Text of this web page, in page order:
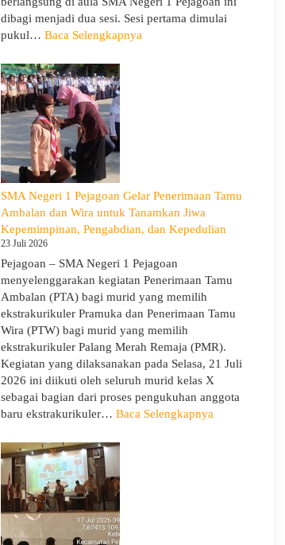
dibagi menjadi dua sesi. Sesi pertama dimulai
pukul… Baca Selengkapnya:
Kelas
X
dan
SMAN
1
Pejagoan
Tahun
Pelajaran
2026/2027
SMA Negeri 1 Pejagoan Gelar Penerimaan Tamu
Ambalan dan Wira untuk Tanamkan Jiwa
Kepemimpinan, Pengabdian, dan Kepedulian
23 Juli 2026
Pejagoan – SMA Negeri 1 Pejagoan
menyelenggarakan kegiatan Penerimaan Tamu
Ambalan (PTA) bagi murid yang memilih
ekstrakurikuler Pramuka dan Penerimaan Tamu
Wira (PTW) bagi murid yang memilih
ekstrakurikuler Palang Merah Remaja (PMR).
Kegiatan yang dilaksanakan pada Selasa, 21 Juli
2026 ini diikuti oleh seluruh murid kelas X
sebagai bagian dari proses pengukuhan anggota
baru ekstrakurikuler… Baca Selengkapnya: